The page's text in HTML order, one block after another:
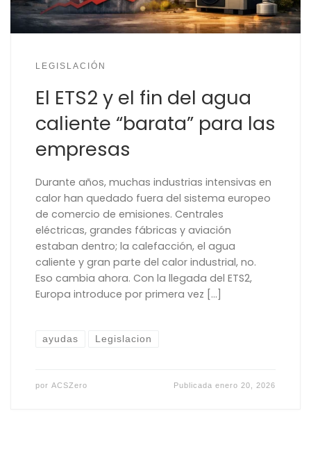
LEGISLACIÓN
El ETS2 y el fin del agua
caliente “barata” para las
empresas
Durante años, muchas industrias intensivas en
calor han quedado fuera del sistema europeo
de comercio de emisiones. Centrales
eléctricas, grandes fábricas y aviación
estaban dentro; la calefacción, el agua
caliente y gran parte del calor industrial, no.
Eso cambia ahora. Con la llegada del ETS2,
Europa introduce por primera vez […]
ayudas Legislacion
por ACSZero Publicadaenero 20, 2026